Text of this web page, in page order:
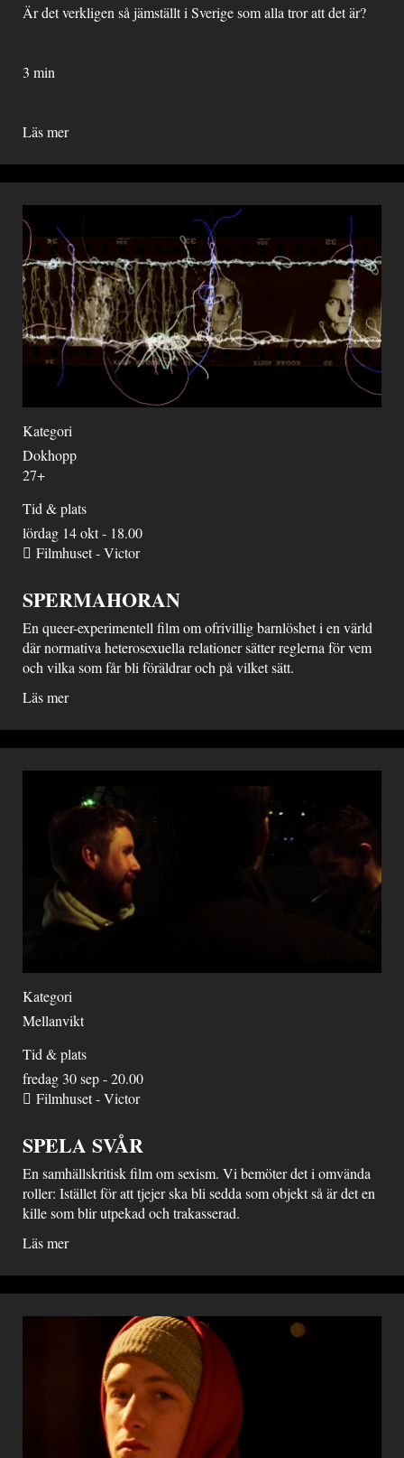
Är det verkligen så jämställt i Sverige som alla tror att det är?
3 min
Läs mer
Kategori
Dokhopp
27+
Tid & plats
lördag 14 okt - 18.00
Filmhuset - Victor
SPERMAHORAN
En queer-experimentell film om ofrivillig barnlöshet i en värld
där normativa heterosexuella relationer sätter reglerna för vem
och vilka som får bli föräldrar och på vilket sätt.
Läs mer
Kategori
Mellanvikt
Tid & plats
fredag 30 sep - 20.00
Filmhuset - Victor
SPELA SVÅR
En samhällskritisk film om sexism. Vi bemöter det i omvända
roller: Istället för att tjejer ska bli sedda som objekt så är det en
kille som blir utpekad och trakasserad.
Läs mer